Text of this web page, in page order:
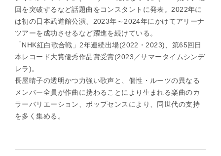
回を突破するなど話題曲をコンスタントに発表。2022年に
は初の日本武道館公演、2023年～2024年にかけてアリーナ
ツアーを成功させるなど躍進を続けている。
「NHK紅白歌合戦」2年連続出場(2022・2023)、第65回日
本レコード大賞優秀作品賞受賞(2023／サマータイムシンデ
レラ)。
長屋晴子の透明かつ力強い歌声と、個性・ルーツの異なる
メンバー全員が作曲に携わることにより生まれる楽曲のカ
ラーバリエーション、ポップセンスにより、同世代の支持
を多く集める。